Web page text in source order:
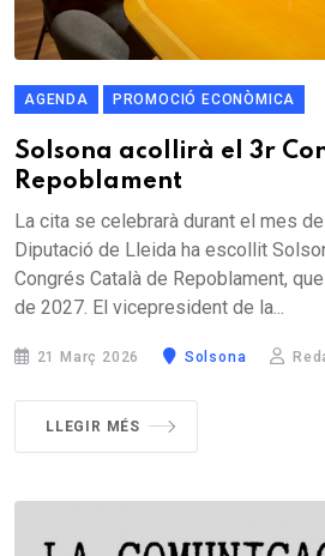
AGENDA PROMOCIÓ ECONÒMICA
Solsona acollirà el 3r
Repoblament
La cita se celebrarà durant el mes
Diputació de Lleida ha escollit
Congrés Català de Repoblament,
de 2027. El vicepresident de la...
21 Març 2026 Solsona
LLEGIR MÉS